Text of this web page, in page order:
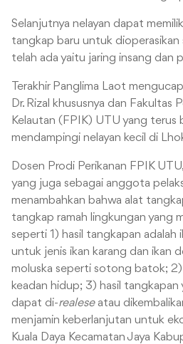
Selanjutnya nelayan dapat
tangkap baru untuk dioperasikan
telah ada yaitu jaring insang dan
Terakhir Panglima Laot
Dr. Rizal khususnya dan Fakultas
Kelautan (FPIK) UTU yang terus
mendampingi nelayan kecil di
Dosen Prodi Perikanan FPIK
yang juga sebagai anggota
menambahkan bahwa alat
tangkap ramah lingkungan yang
seperti 1) hasil tangkapan adalah
untuk jenis ikan karang dan ikan
moluska seperti sotong batok; 2)
keadan hidup; 3) hasil
dapat di-realeseatau
menjamin keberlanjutan untuk
Kuala Daya Kecamatan Jaya